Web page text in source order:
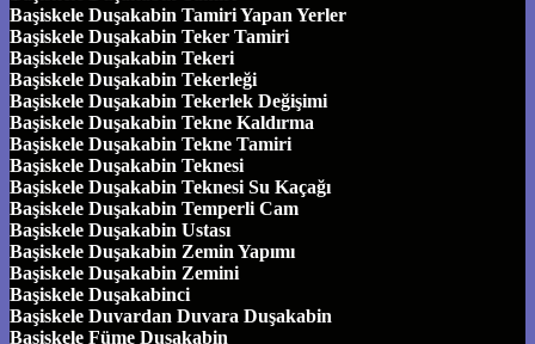
Başiskele Duşakabin Tamiri Yapan Yerler
Başiskele Duşakabin Teker Tamiri
Başiskele Duşakabin Tekeri
Başiskele Duşakabin Tekerleği
Başiskele Duşakabin Tekerlek Değişimi
Başiskele Duşakabin Tekne Kaldırma
Başiskele Duşakabin Tekne Tamiri
Başiskele Duşakabin Teknesi
Başiskele Duşakabin Teknesi Su Kaçağı
Başiskele Duşakabin Temperli Cam
Başiskele Duşakabin Ustası
Başiskele Duşakabin Zemin Yapımı
Başiskele Duşakabin Zemini
Başiskele Duşakabinci
Başiskele Duvardan Duvara Duşakabin
Başiskele Füme Duşakabin